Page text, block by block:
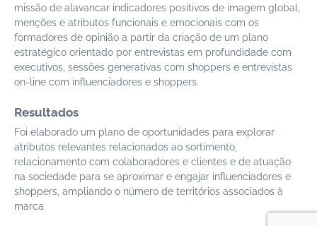
missão de alavancar indicadores positivos de imagem global,
menções e atributos funcionais e emocionais com os
formadores de opinião a partir da criação de um plano
estratégico orientado por entrevistas em profundidade com
executivos, sessões generativas com shoppers e entrevistas
on-line com influenciadores e shoppers.
Resultados
Foi elaborado um plano de oportunidades para explorar
atributos relevantes relacionados ao sortimento,
relacionamento com colaboradores e clientes e de atuação
na sociedade para se aproximar e engajar influenciadores e
shoppers, ampliando o número de territórios associados à
marca.